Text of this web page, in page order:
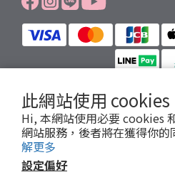
此網站使用 cookies
Hi, 本網站使用必要 cookies
網站服務，後者將在獲得你的
解更多
設定偏好
提醒您，我們不會以電話或簡
Copyright© 2025